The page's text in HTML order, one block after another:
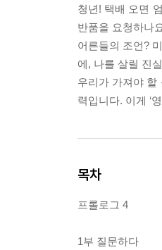
청년! 택배 오면
반품을 요청하나
어른들의 조언?
에, 나를 살릴 진
우리가 가져야 할
력입니다. 이게 ‘
목차
프롤로그 4
1부 질문하다